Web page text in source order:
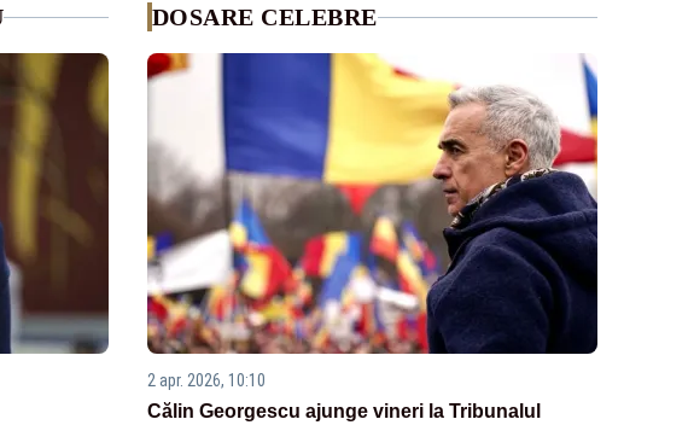
DOSARE CELEBRE
2 apr. 2026, 10:10
Călin Georgescu ajunge vineri la Tribunalul